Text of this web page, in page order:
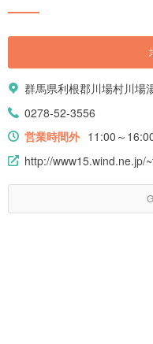
群馬県利根郡川場村川場
0278-52-3556
営業時間外 11:00～
http://www15.wind.ne.jp/